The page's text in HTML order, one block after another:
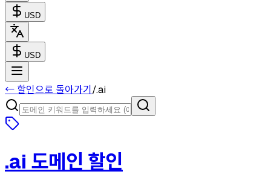
USD
USD
← 할인으로 돌아가기 /.ai
.ai 도메인 할인